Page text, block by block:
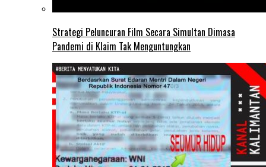
Strategi Peluncuran Film Secara Simultan Dimasa
Pandemi di Klaim Tak Menguntungkan